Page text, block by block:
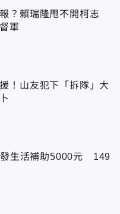
？賴瑞隆甩不開柯志
軍
！山友犯下「拆隊」大
發生活補助5000元 149